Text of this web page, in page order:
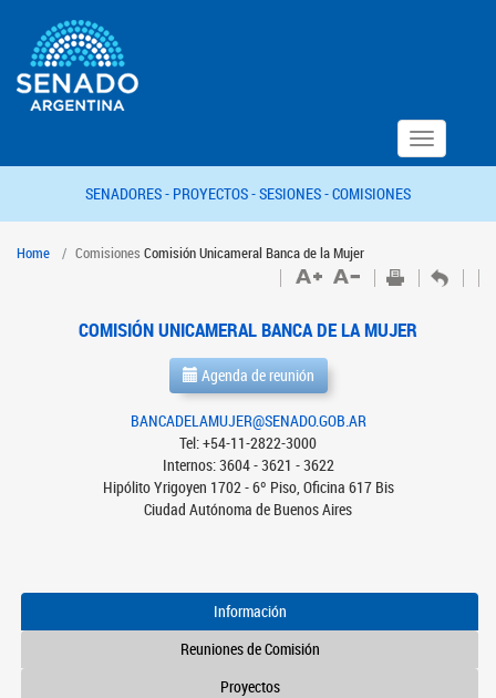
Toggle
navigation
SENADORES - PROYECTOS -SESIONES -COMISIONES
Home Comisiones Comisión Unicameral Banca de la Mujer
COMISIÓN UNICAMERAL BANCA DE LA MUJER
Agenda de reunión
BANCADELAMUJER@SENADO.GOB.AR
Tel: +54-11-2822-3000
Internos: 3604 - 3621 - 3622
Hipólito Yrigoyen 1702 - 6º Piso, Oficina 617 Bis
Ciudad Autónoma de Buenos Aires
Información
Reuniones de Comisión
Proyectos